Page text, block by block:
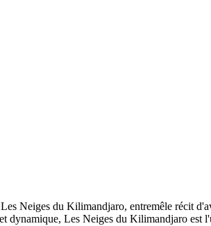
Neiges du Kilimandjaro, entremêle récit
Les Neiges du Kilimandjaro est